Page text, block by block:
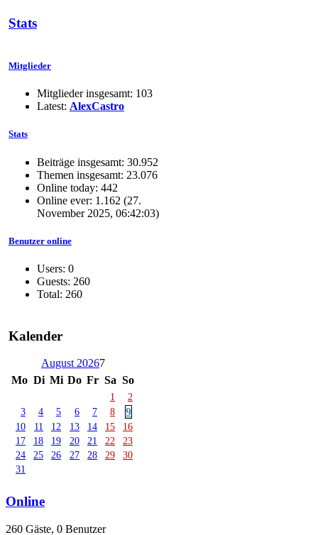
Stats
Mitglieder
Mitglieder insgesamt: 103
Latest: AlexCastro
Stats
Beiträge insgesamt: 30.952
Themen insgesamt: 23.076
Online today: 442
Online ever: 1.162 (27.
November 2025, 06:42:03)
Benutzer online
Users: 0
Guests: 260
Total: 260
Kalender
August 20267
Mo Di Mi Do Fr Sa So
1
2
3
4 5 6 7 8 9
10 11 12 13 14 15
16
17
18 19 20 21 22
23
24
25 26 27 28 29
30
31
Online
260 Gäste, 0 Benutzer